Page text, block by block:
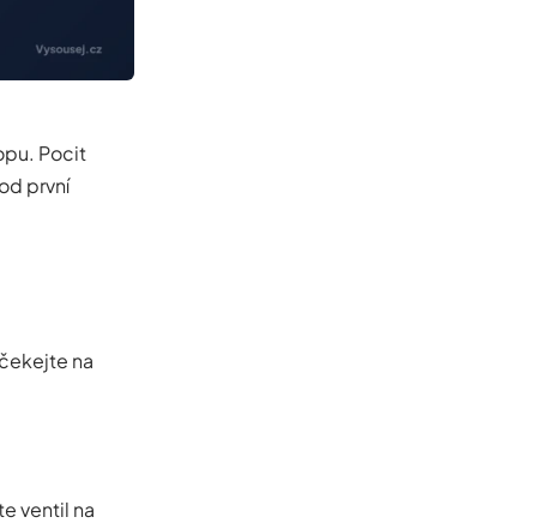
Pocit
první
na
ventil na